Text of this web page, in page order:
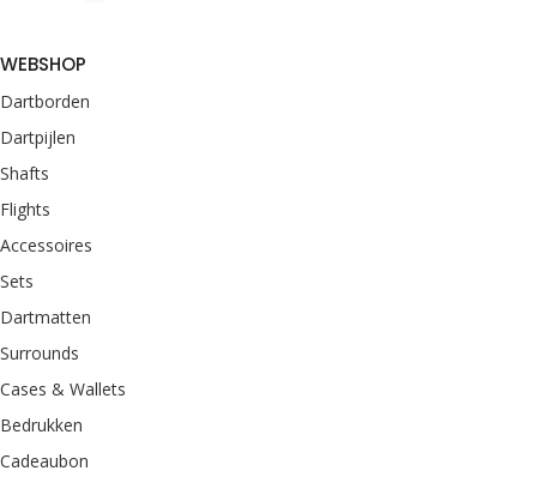
WEBSHOP
Dartborden
Dartpijlen
Shafts
Flights
Accessoires
Sets
Dartmatten
Surrounds
Cases & Wallets
Bedrukken
Cadeaubon